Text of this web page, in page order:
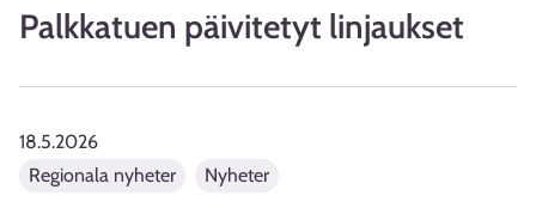
Palkkatuen päivitetyt linjaukset
18.5.2026
Regionala nyheter
Nyheter